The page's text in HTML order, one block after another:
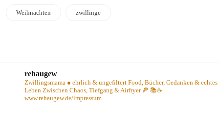
Weihnachten zwillinge
rehaugew
Zwillingsmama ● ehrlich & ungefiltert Food, Bücher, Gedanken & echtes
Leben Zwischen Chaos, Tiefgang & Airfryer 🍕 📚☕️
www.rehaugew.de/impressum